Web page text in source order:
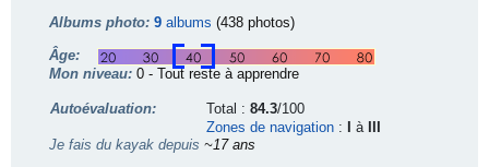
Albums photo: 9 albums (438 photos)
Âge:
Mon niveau: 0 - Tout reste à apprendre
Autoévaluation: Total : 84.3/100
Zones de navigation : à
Je fais du kayak depuis ~17 ans